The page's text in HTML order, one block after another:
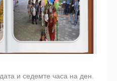
и седемте часа на ден.